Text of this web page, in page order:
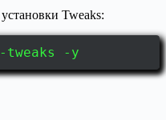
Tweaks:
tweaks -y